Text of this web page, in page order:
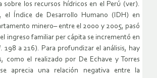
sobre los recursos hídricos en el Perú (ver).
el Índice de Desarrollo Humano (IDH) en
minero– entre el 2000 y 2005, pasó
ingreso familiar per cápita se incrementó en
198 a 216). Para profundizar el análisis, hay
como el realizado por De Echave y Torres
aprecia una relación negativa entre la